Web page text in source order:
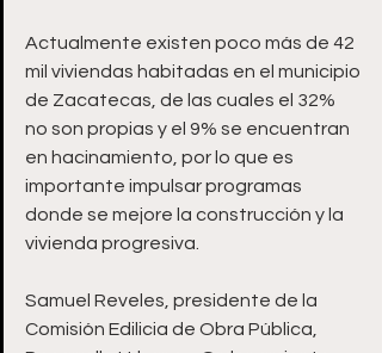
Actualmente existen poco más de 42
mil viviendas habitadas en el municipio
de Zacatecas, de las cuales el 32%
no son propias y el 9% se encuentran
en hacinamiento, por lo que es
importante impulsar programas
donde se mejore la construcción y la
vivienda progresiva.
Samuel Reveles, presidente de la
Comisión Edilicia de Obra Pública,